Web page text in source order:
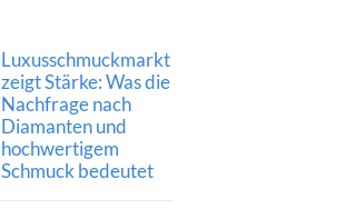
Luxusschmuckmarkt
zeigt Stärke: Was die
Nachfrage nach
Diamanten und
hochwertigem
Schmuck bedeutet